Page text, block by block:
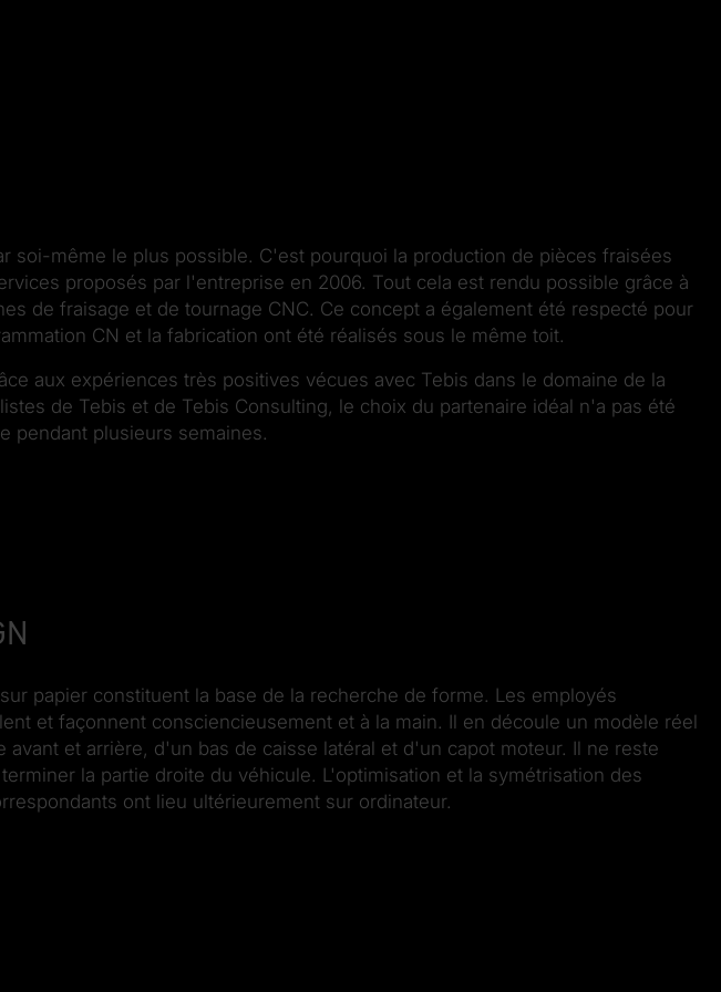
soi-même le plus possible. C'est pourquoi la production de pièces fraisées
proposés par l'entreprise en 2006. Tout cela est rendu possible grâce à
de fraisage et de tournage CNC. Ce concept a également été respecté pour
CN et la fabrication ont été réalisés sous le même toit.
aux expériences très positives vécues avec Tebis dans le domaine de la
de Tebis et de Tebis Consulting, le choix du partenaire idéal n'a pas été
pendant plusieurs semaines.
papier constituent la base de la recherche de forme. Les employés
et façonnent consciencieusement et à la main. Il en découle un modèle réel
avant et arrière, d'un bas de caisse latéral et d'un capot moteur. Il ne reste
la partie droite du véhicule. L'optimisation et la symétrisation des
ont lieu ultérieurement sur ordinateur.